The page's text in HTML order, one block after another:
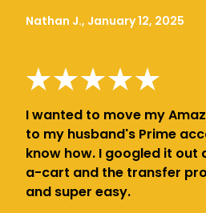
Nathan J., January 12, 2025
I wanted to move my
to my husband's Prime
know how. I googled it out
a-cart and the transfer
and super easy.